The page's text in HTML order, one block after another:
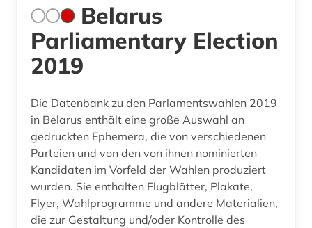
Belarus
Parliamentary Election
2019
Die Datenbank zu den Parlamentswahlen 2019
in Belarus enthält eine große Auswahl an
gedruckten Ephemera, die von verschiedenen
Parteien und von den von ihnen nominierten
Kandidaten im Vorfeld der Wahlen produziert
wurden. Sie enthalten Flugblätter, Plakate,
Flyer, Wahlprogramme und andere Materialien,
die zur Gestaltung und/oder Kontrolle des